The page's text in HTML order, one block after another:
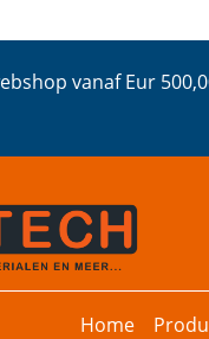
vanaf Eur
Home